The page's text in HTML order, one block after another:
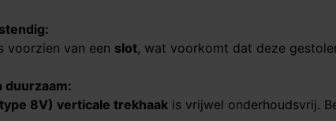
voorzien van een slot, wat voorkomt dat deze
duurzaam:
8V)​​​​​​​ verticale trekhaak is vrijwel onderhoudsvrij.